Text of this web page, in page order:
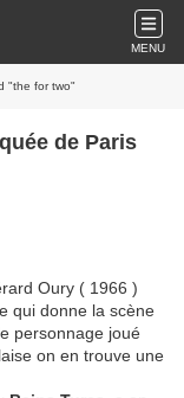
MENU
"the for two"
de Paris
Oury ( 1966 )
qui donne la scène
personnage joué
on en trouve une